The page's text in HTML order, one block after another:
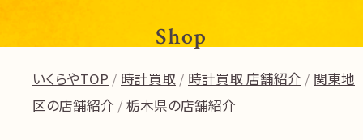
Shop
いくらやTOP 時計買取 時計買取 店舗紹介
関東地
区の店舗紹介
栃木県の店舗紹介